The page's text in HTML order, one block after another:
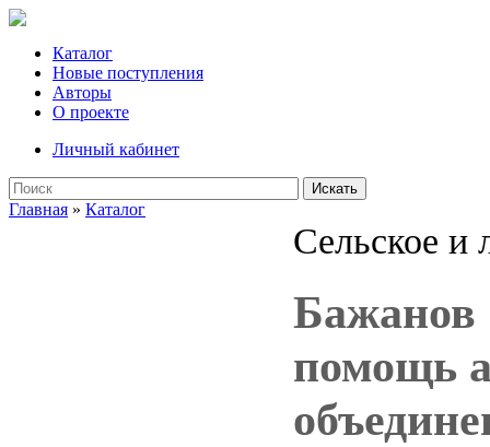
Каталог
Новые поступления
Авторы
О проекте
Личный кабинет
Искать
Главная » Каталог
Сельское и
Бажанов
помощь